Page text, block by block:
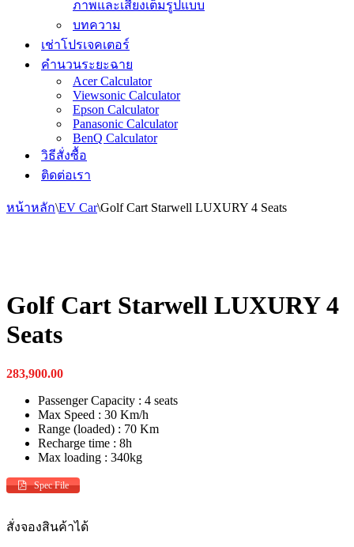
ภาพและเสียงเต็มรูปแบบ
บทความ
เช่าโปรเจคเตอร์
คำนวนระยะฉาย
Acer Calculator
Viewsonic Calculator
Epson Calculator
Panasonic Calculator
BenQ Calculator
วิธีสั่งซื้อ
ติดต่อเรา
หน้าหลัก\EV Car\Golf Cart Starwell LUXURY 4 Seats
Golf Cart Starwell LUXURY 4
Seats
283,900.00
Passenger Capacity : 4 seats
Max Speed : 30 Km/h
Range (loaded) : 70 Km
Recharge time : 8h
Max loading : 340kg
Spec File
สั่งจองสินค้าได้